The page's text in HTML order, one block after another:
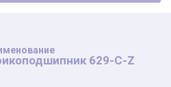
629-C-Z